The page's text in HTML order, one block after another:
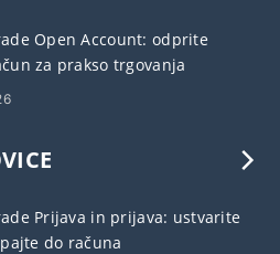
Open Account: odprite
za prakso trgovanja
Prijava in prijava: ustvarite
do računa